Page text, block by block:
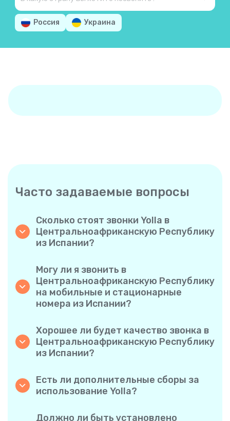
Россия Украина
Часто задаваемые вопросы
Сколько стоят звонки Yolla в
Центральноафриканскую Республику
из Испании?
Республику. Ознакомьтесь с актуальными
тарифами в приложении — никаких
скрытых комиссий, никаких
неожиданностей.
Могу ли я звонить в
Центральноафриканскую Республику
на мобильные и стационарные
номера из Испании?
на мобильные, так и на стационарные
телефоны в Центральноафриканскую
Республику.
Хорошее ли будет качество звонка в
Центральноафриканскую Республику
из Испании?
стабильную качественность звонков,
благодаря чему звучать ваши разговоры
будут так же, как при осуществлении
Есть ли дополнительные сборы за
использование Yolla?
прозрачным поминутным тарифам и
Должно ли быть установлено